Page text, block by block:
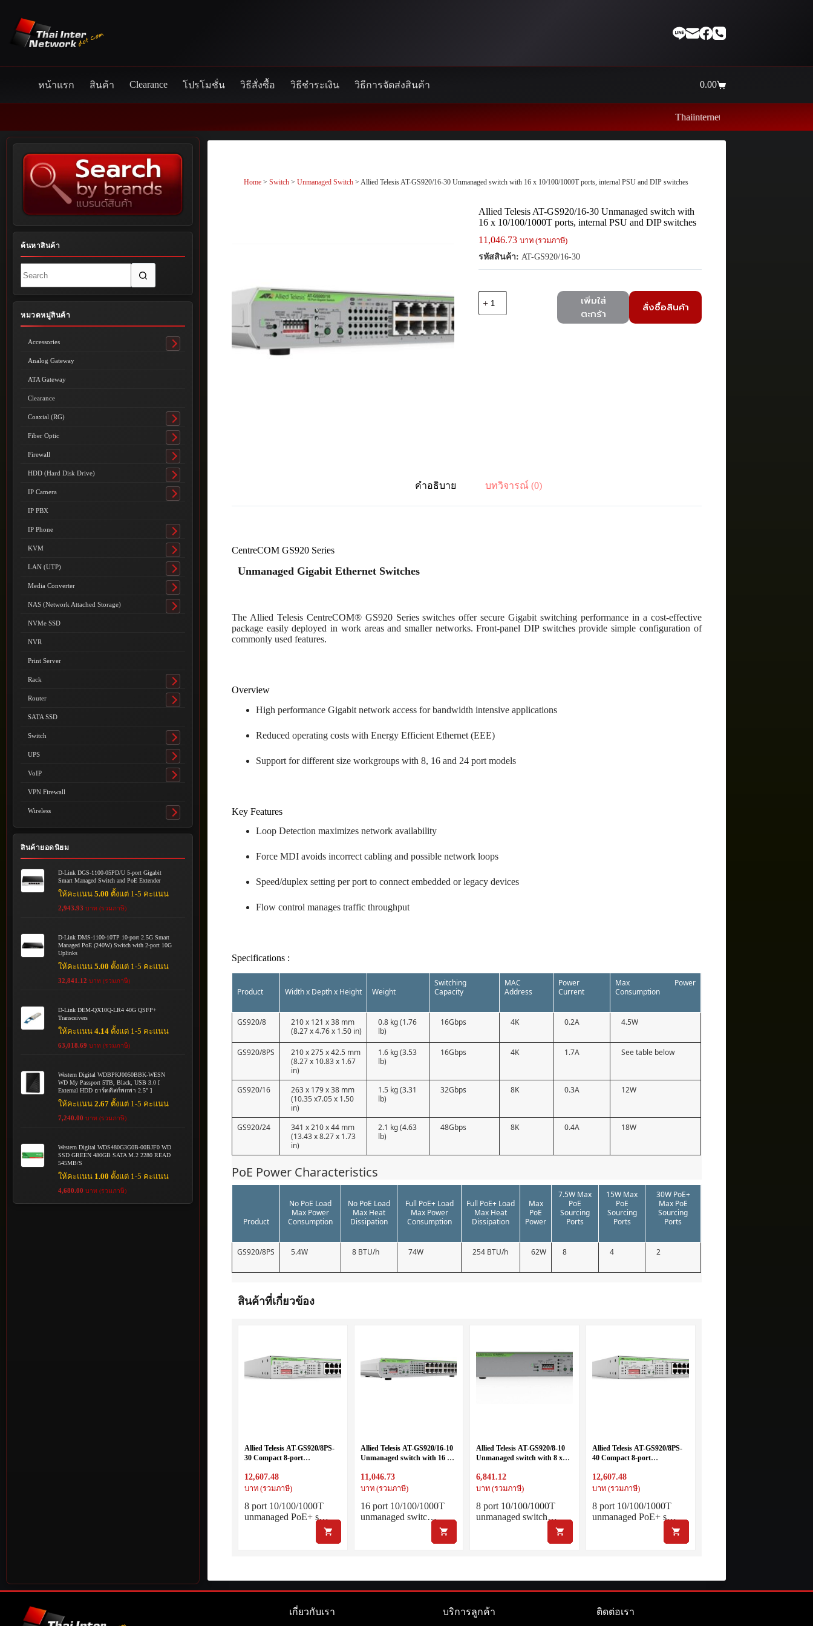
content
หน้าแรก สินค้า Clearance โปรโมชั่น วิธีสั่งซื้อ วิธีชำระเงิน วิธีการจัดส่งสินค้า
Shopping
0.00
Thaiinternetwork ศูนย์รวมอุปกรณ์เน็ตเวิร์
Home >Switch >Unmanaged Switch > Allied Telesis AT-GS920/16-30 Unmanaged switch with 16 x 10/100/1000T ports, internal PSU and DIP switches
Allied Telesis AT-GS920/16-30 Unmanaged switch with
16 x 10/100/1000T ports, internal PSU and DIP switches
11,046.73 บาท (รวมภาษี)
รหัสสินค้า: AT-GS920/16-30
ชิ้น
เพิ่มใส่
ตะกร้า
สั่งซื้อสินค้า
คำอธิบาย บทวิจารณ์ (0)
CentreCOM GS920 Series
Unmanaged Gigabit Ethernet Switches
The Allied Telesis CentreCOM® GS920 Series switches offer secure Gigabit switching performance in a cost-effective
package easily deployed in work areas and smaller networks. Front-panel DIP switches provide simple configuration of
commonly used features.
Overview
High performance Gigabit network access for bandwidth intensive applications
Reduced operating costs with Energy Efficient Ethernet (EEE)
Support for different size workgroups with 8, 16 and 24 port models
Key Features
Loop Detection maximizes network availability
Force MDI avoids incorrect cabling and possible network loops
Speed/duplex setting per port to connect embedded or legacy devices
Flow control manages traffic throughput
Specifications :
Product Width x Depth x Height Weight
Switching
Capacity
MAC
Address
Power
Current
Max Power
Consumption
GS920/8
210 x 121 x 38 mm
(8.27 x 4.76 x 1.50 in)
0.8 kg (1.76
lb)
16Gbps 4K 0.2A 4.5W
GS920/8PS
210 x 275 x 42.5 mm
(8.27 x 10.83 x 1.67
in)
1.6 kg (3.53
lb)
16Gbps 4K 1.7A See table below
GS920/16
263 x 179 x 38 mm
(10.35 x7.05 x 1.50
in)
1.5 kg (3.31
lb)
32Gbps 8K 0.3A 12W
GS920/24
341 x 210 x 44 mm
(13.43 x 8.27 x 1.73
in)
2.1 kg (4.63
lb)
48Gbps 8K 0.4A 18W
PoE Power Characteristics
Product
No PoE Load
Max Power
Consumption
No PoE Load
Max Heat
Dissipation
Full PoE+ Load
Max Power
Consumption
Full PoE+ Load
Max Heat
Dissipation
Max
PoE
Power
7.5W Max
PoE
Sourcing
Ports
15W Max
PoE
Sourcing
Ports
30W PoE+
Max PoE
Sourcing
Ports
GS920/8PS 5.4W 8 BTU/h 74W 254 BTU/h 62W 8 4 2
สินค้าที่เกี่ยวข้อง
Allied Telesis AT-GS920/8PS-
30 Compact 8-port
unmanaged switch with DIP-
switch
12,607.48
บาท (รวมภาษี)
8 port 10/100/1000T
unmanaged PoE+ s…
Allied Telesis AT-GS920/16-10
Unmanaged switch with 16 x
PSU and DIP switches
11,046.73
บาท (รวมภาษี)
16 port 10/100/1000T
unmanaged switc…
Allied Telesis AT-GS920/8-10
Unmanaged switch with 8 x
PSU and DIP switches
6,841.12
บาท (รวมภาษี)
8 port 10/100/1000T
unmanaged switch…
Allied Telesis AT-GS920/8PS-
40 Compact 8-port
unmanaged switch with DIP-
switch
12,607.48
บาท (รวมภาษี)
8 port 10/100/1000T
unmanaged PoE+ s…
ค้นหาสินค้า
results
หมวดหมู่สินค้า
Accessories
Toggle
Analog Gateway
ATA Gateway
Clearance
Coaxial (RG)
Toggle
submenu
Fiber Optic
Toggle
submenu
Firewall
Toggle
submenu
HDD (Hard Disk Drive)
Toggle
submenu
IP Camera
Toggle
IP PBX
IP Phone
Toggle
submenu
KVM
Toggle
submenu
LAN (UTP)
Toggle
submenu
Media Converter
Toggle
submenu
NAS (Network Attached Storage)
Toggle
NVMe SSD
NVR
Print Server
Rack
Toggle
submenu
Router
Toggle
SATA SSD
Switch
Toggle
submenu
UPS
Toggle
submenu
VoIP
Toggle
VPN Firewall
Wireless
Toggle
submenu
สินค้ายอดนิยม
D-Link DGS-1100-05PD/U 5-port Gigabit
Smart Managed Switch and PoE Extender
ให้คะแนน5.00 ตั้งแต่ 1-5 คะแนน
2,943.93 บาท (รวมภาษี)
D-Link DMS-1100-10TP 10-port 2.5G Smart
Managed PoE (240W) Switch with 2-port 10G
Uplinks
ให้คะแนน5.00 ตั้งแต่ 1-5 คะแนน
32,841.12 บาท (รวมภาษี)
D-Link DEM-QX10Q-LR4 40G QSFP+
Transceivers
ให้คะแนน4.14 ตั้งแต่ 1-5 คะแนน
63,018.69 บาท (รวมภาษี)
Western Digital WDBPKJ0050BBK-WESN
WD My Passport 5TB, Black, USB 3.0 [
External HDD ฮาร์ดดิสก์พกพา 2.5" ]
ให้คะแนน2.67 ตั้งแต่ 1-5 คะแนน
7,240.00 บาท (รวมภาษี)
Western Digital WDS480G3G0B-00BJF0 WD
SSD GREEN 480GB SATA M.2 2280 READ
545MB/S
ให้คะแนน 1.00 ตั้งแต่ 1-5 คะแนน
4,680.00 บาท (รวมภาษี)
เกี่ยวกับเรา บริการลูกค้า ติดต่อเรา